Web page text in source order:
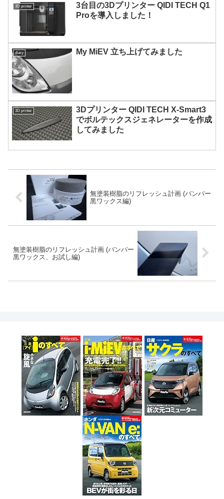
3D printer
3台目の3Dプリンター QIDI TECH Q1
Proを導入しました！
diary My MiEV 立ち上げてみました
3D printer
3Dプリンター QIDI TECH X-Smart3
でボルテックスジェネレーターを作成
してみました
無塗装樹脂のリフレッシュ計画 (バンパー
黒ワックス編)
無塗装樹脂のリフレッシュ計画 (バンパー
黒ワックス、お試し編)